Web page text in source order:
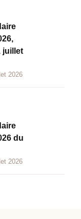
juillet
2026
du
2026